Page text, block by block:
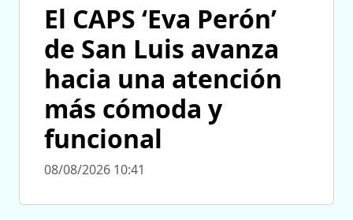
El CAPS ‘Eva Perón’
de San Luis avanza
hacia una atención
más cómoda y
funcional
08/08/2026 10:41